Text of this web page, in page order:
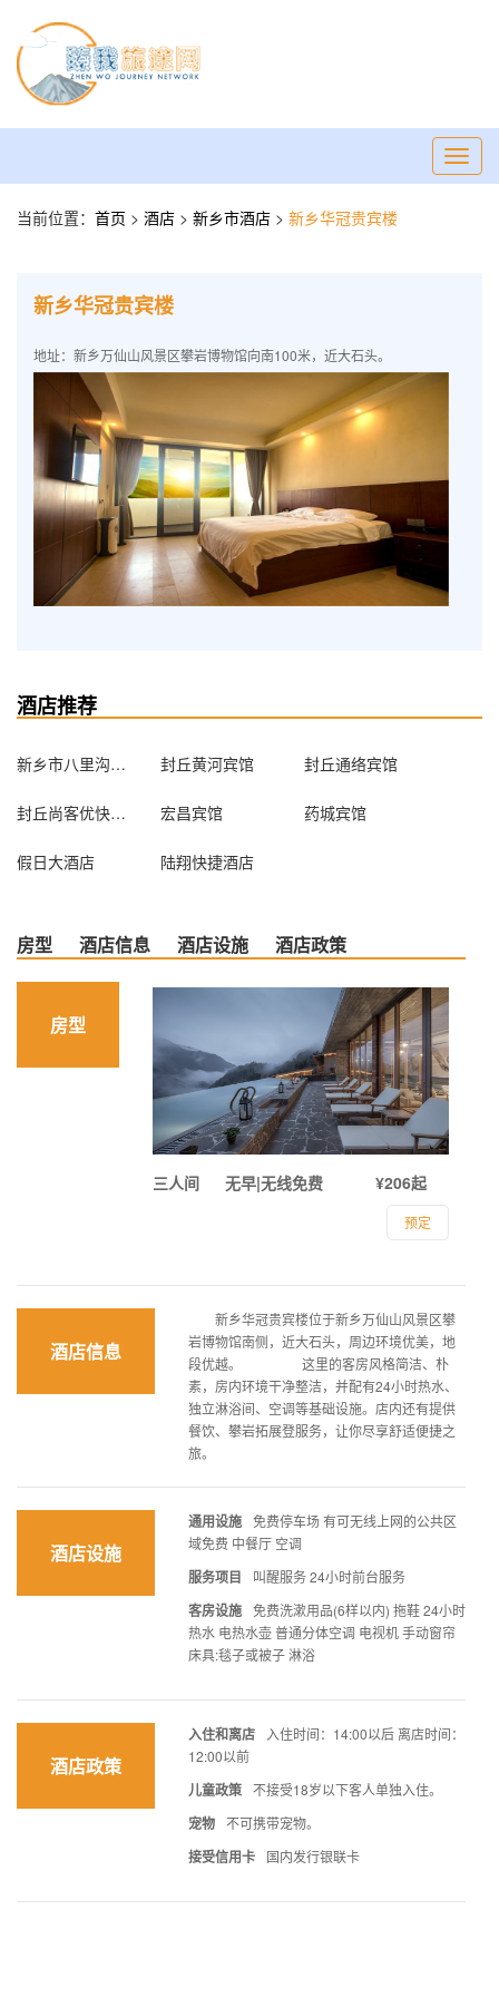
当前位置： 首页 > 酒店 > 新乡市酒店 > 新乡华冠贵宾楼
新乡华冠贵宾楼
地址：新乡万仙山风景区攀岩博物馆向南100米，近大石头。
酒店推荐
新乡市八里沟度假村有限公司 封丘黄河宾馆 封丘通络宾馆
封丘尚客优快捷酒店（封丘北干道路店） 宏昌宾馆 药城宾馆
假日大酒店 陆翔快捷酒店
房型 酒店信息 酒店设施 酒店政策
房型
三人间 ¥206起
无早|无线免费
预定
酒店信息
新乡华冠贵宾楼位于新乡万仙山风景区攀
岩博物馆南侧，近大石头，周边环境优美，地
段优越。 这里的客房风格简洁、朴
素，房内环境干净整洁，并配有24小时热水、
独立淋浴间、空调等基础设施。店内还有提供
餐饮、攀岩拓展登服务，让你尽享舒适便捷之
旅。
酒店设施
通用设施 免费停车场 有可无线上网的公共区
域免费 中餐厅 空调
服务项目 叫醒服务 24小时前台服务
客房设施 免费洗漱用品(6样以内) 拖鞋 24小时
热水 电热水壶 普通分体空调 电视机 手动窗帘
床具:毯子或被子 淋浴
酒店政策
入住和离店
入住时间：14:00以后 离店时间：
12:00以前
儿童政策 不接受18岁以下客人单独入住。
宠物 不可携带宠物。
接受信用卡 国内发行银联卡